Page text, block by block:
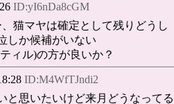
ID:yI6nDa8cGM
猫マヤは確定として残りどうし
しか候補がいない
ィル)の方が良いか？
ID:M4WfTJndi2
と思いたいけど来月どうなってる